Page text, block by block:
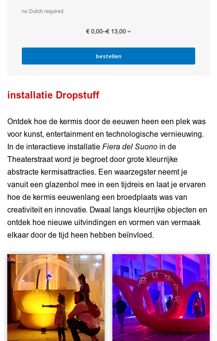
no Dutch required
€ 0,00–€ 13,00
bestellen
installatie Dropstuff
Ontdek hoe de kermis door de eeuwen heen een plek was
voor kunst, entertainment en technologische vernieuwing.
In de interactieve installatie Fiera del Suono in de
Theaterstraat word je begroet door grote kleurrijke
abstracte kermisattracties. Een waarzegster neemt je
vanuit een glazenbol mee in een tijdreis en laat je ervaren
hoe de kermis eeuwenlang een broedplaats was van
creativiteit en innovatie. Dwaal langs kleurrijke objecten en
ontdek hoe nieuwe uitvindingen en vormen van vermaak
elkaar door de tijd heen hebben beïnvloed.